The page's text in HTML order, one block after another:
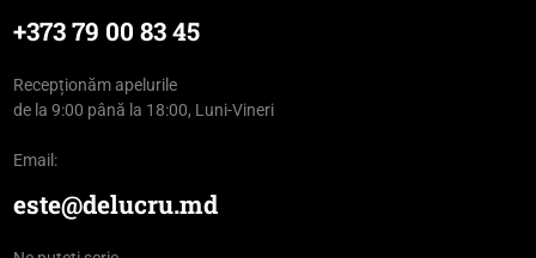
+373 79 00 83 45
Recepționăm apelurile
de la 9:00 până la 18:00, Luni-Vineri
Email:
este@delucru.md